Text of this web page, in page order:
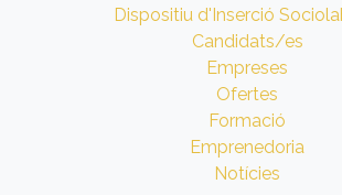
Dispositiu d'Inserció
Candidats/es
Empreses
Ofertes
Formació
Emprenedoria
Notícies